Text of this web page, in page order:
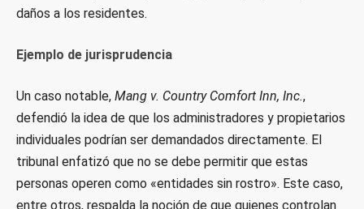
daños a los residentes.
Ejemplo de jurisprudencia
Un caso notable, Mang v. Country Comfort Inn, Inc.,
defendió la idea de que los administradores y propietarios
individuales podrían ser demandados directamente. El
tribunal enfatizó que no se debe permitir que estas
personas operen como «entidades sin rostro». Este caso,
entre otros, respalda la noción de que quienes controlan